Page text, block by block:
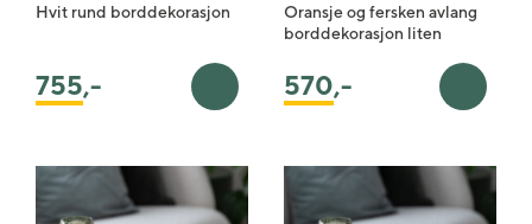
Hvit rund borddekorasjon
755,- Legg i handlekurv
Oransje og fersken avlang
borddekorasjon liten
570,- Legg i